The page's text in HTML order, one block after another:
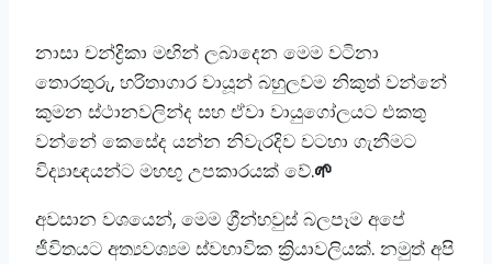
නාසා චන්ද්‍රිකා මඟින් ලබාදෙන මෙම වටිනා
තොරතුරු, හරිතාගාර වායූන් බහුලවම නිකුත් වන්නේ
කුමන ස්ථානවලින්ද සහ ඒවා වායුගෝලයට එකතු
වන්නේ කෙසේද යන්න නිවැරදිව වටහා ගැනීමට
විද්‍යාඥයන්ට මහඟු උපකාරයක් වේ.🌱
අවසාන වශයෙන්, මෙම ග්‍රීන්හවුස් බලපෑම අපේ
ජීවිතයට අත්‍යවශ්‍යම ස්වභාවික ක්‍රියාවලියක්. නමුත් අපි